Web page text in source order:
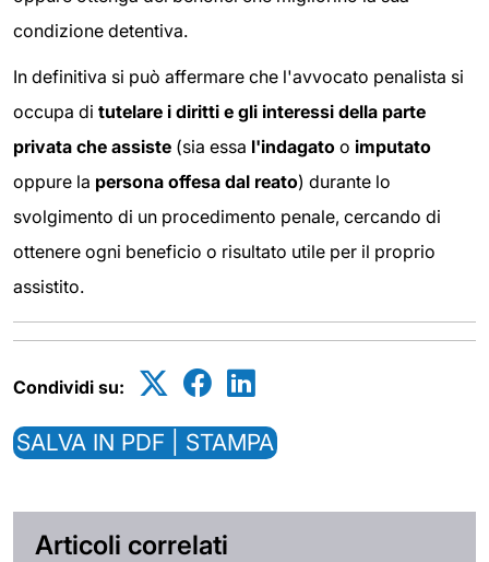
condizione detentiva.
In definitiva si può affermare che l'avvocato penalista si
occupa di tutelare i diritti e gli interessi della parte
privata che assiste (sia essa l'indagato o imputato
oppure la persona offesa dal reato) durante lo
svolgimento di un procedimento penale, cercando di
ottenere ogni beneficio o risultato utile per il proprio
assistito.
Condividi su:
SALVA IN PDF | STAMPA
Articoli correlati